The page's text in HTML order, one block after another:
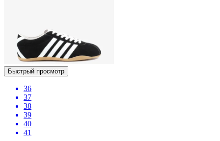
Быстрый просмотр
36
37
38
39
40
41